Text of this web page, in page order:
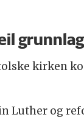
grunnlag
kirken
Luther og